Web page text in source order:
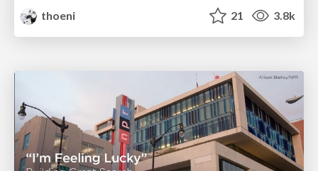
thoeni
21 3.8k